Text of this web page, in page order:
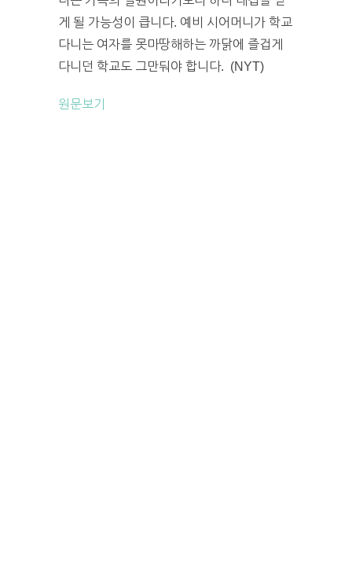
게 될 가능성이 큽니다. 예비 시어머니가 학교
다니는 여자를 못마땅해하는 까닭에 즐겁게
다니던 학교도 그만둬야 합니다. (NYT)
원문보기